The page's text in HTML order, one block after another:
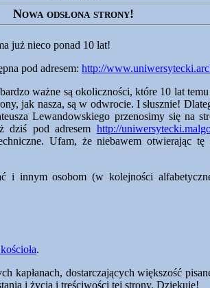
Nowa odsłona strony!
już nieco ponad 10 lat!
pod adresem: http://
ważne są okoliczności, które 10 lat
jak nasza, są w odwrocie. I słusznie!
Lewandowskiego przenosimy się na
dziś pod adresem http://
Ufam, że niebawem otwierając
i innym osobom (w kolejności
.
kapłanach, dostarczających większość
i życia i treściwości tej strony. Dziękuję!